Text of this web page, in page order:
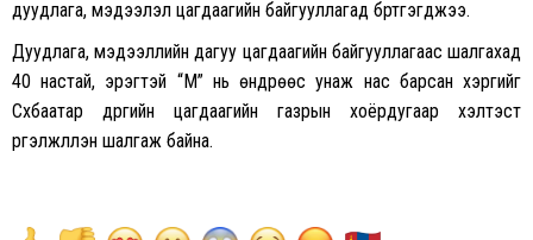
дуудлага, мэдээлэл цагдаагийн байгууллагад бүртгэгджээ.
Дуудлага, мэдээллийн дагуу цагдаагийн байгууллагаас шалгахад
40 настай, эрэгтэй “М” нь өндрөөс унаж нас барсан хэргийг
Сүхбаатар дүүргийн цагдаагийн газрын хоёрдугаар хэлтэст
үргэлжлүүлэн шалгаж байна.